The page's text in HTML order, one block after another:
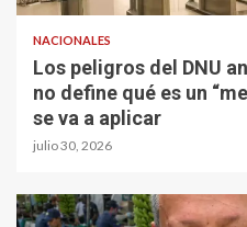
NACIONALES
Los peligros del DNU
no define qué es un
se va a aplicar
julio 30, 2026